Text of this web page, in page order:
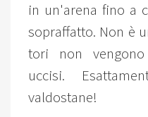
in un'arena fino a
sopraffatto. Non è
tori non
uccisi.
valdostane!